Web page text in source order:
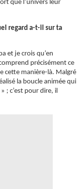
que l’univers leur
regard a-t-il sur ta
et je crois qu’en
précisément ce
cette manière-là. Malgré
la boucle animée qui
» ; c’est pour dire, il